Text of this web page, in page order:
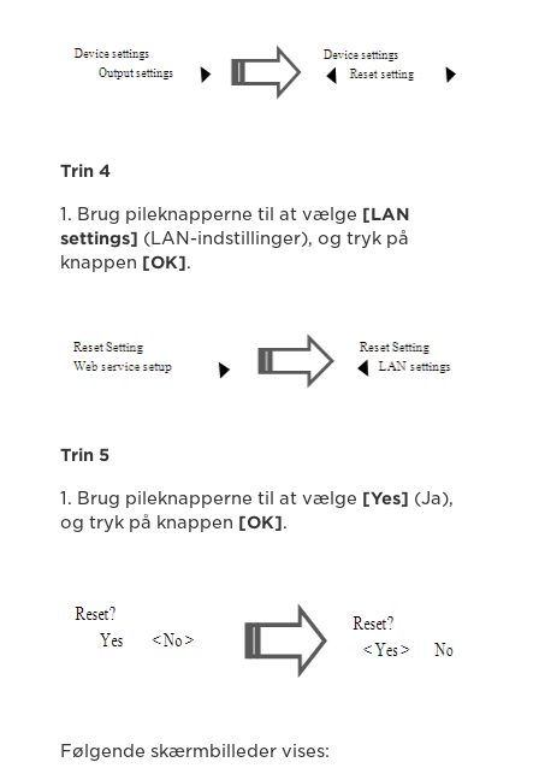
Trin 4
1. Brug pileknapperne til at vælge [LAN
settings] (LAN-indstillinger), og tryk på
knappen [OK].
Trin 5
1. Brug pileknapperne til at vælge [Yes] (Ja),
og tryk på knappen [OK].
Følgende skærmbilleder vises: